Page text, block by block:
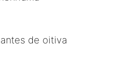
de oitiva